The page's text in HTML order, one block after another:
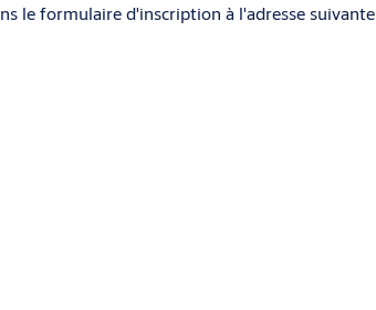
le formulaire d'inscription à l'adresse suivante